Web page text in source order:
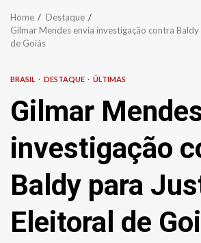
Home
Destaque
Gilmar Mendes envia investigação contra
de Goiás
BRASIL DESTAQUE ÚLTIMAS
Gilmar
investigação
Baldy para
Eleitoral de